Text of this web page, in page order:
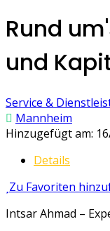
Rund
und
Service &
Mannheim
Hinzugefügt am:
Details
Zu Favoriten
Intsar Ahmad –